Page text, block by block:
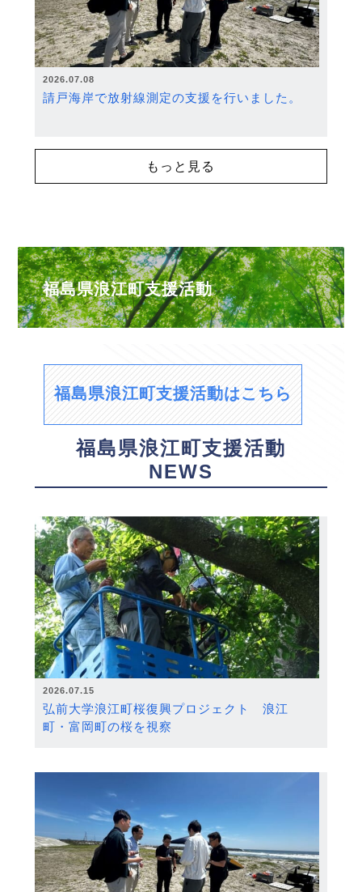
2026.07.08
請戸海岸で放射線測定の支援を行いました。
もっと見る
福島県浪江町支援活動
福島県浪江町支援活動はこちら
福島県浪江町支援活動
NEWS
2026.07.15
弘前大学浪江町桜復興プロジェクト 浪江
町・富岡町の桜を視察